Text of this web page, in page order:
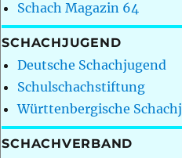
Schach Magazin 64
SCHACHJUGEND
Deutsche Schachjugend
Schulschachstiftung
Württenbergische
SCHACHVERBAND